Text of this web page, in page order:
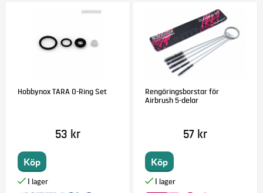
Hobbynox TARA O-Ring Set
53 kr
Köp
Rengöringsborstar för
Airbrush 5-delar
57 kr
Köp